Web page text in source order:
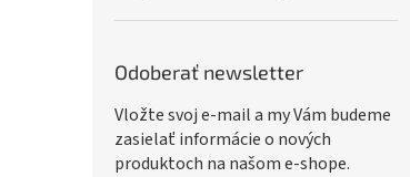
Odoberať newsletter
Vložte svoj e-mail a my Vám budeme
zasielať informácie o nových
produktoch na našom e-shope.